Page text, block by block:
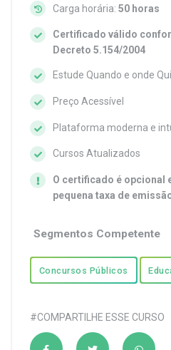
Carga horária: 50 horas
Certificado válido
Decreto 5.154/2004
Estude Quando e onde
Preço Acessível
Plataforma moderna e
Cursos Atualizados
O certificado é opcional
pequena taxa de
Segmentos Competente
Concursos Públicos
#COMPARTILHE ESSE CURSO